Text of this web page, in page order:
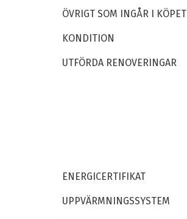
ÖVRIGT SOM INGÅR I KÖPET
KONDITION
UTFÖRDA RENOVERINGAR
ENERGICERTIFIKAT
UPPVÄRMNINGSSYSTEM